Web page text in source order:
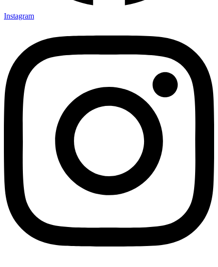
Instagram